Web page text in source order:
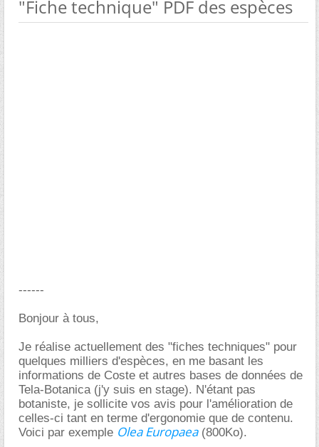
"Fiche technique" PDF des espèces
------
Bonjour à tous,
Je réalise actuellement des "fiches techniques" pour
quelques milliers d'espèces, en me basant les
informations de Coste et autres bases de données de
Tela-Botanica (j'y suis en stage). N'étant pas
botaniste, je sollicite vos avis pour l'amélioration de
celles-ci tant en terme d'ergonomie que de contenu.
Voici par exemple Olea Europaea(800Ko).